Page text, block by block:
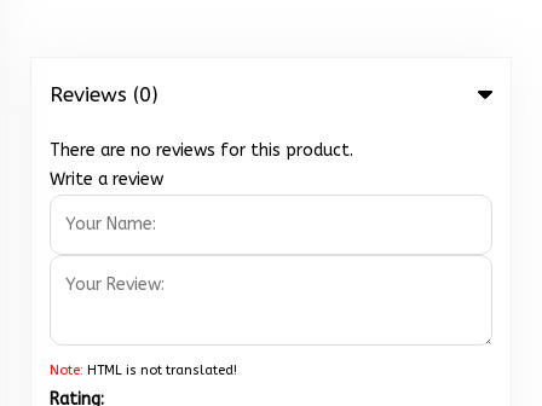
Reviews (0)
There are no reviews for this product.
Write a review
Note: HTML is not translated!
Rating: